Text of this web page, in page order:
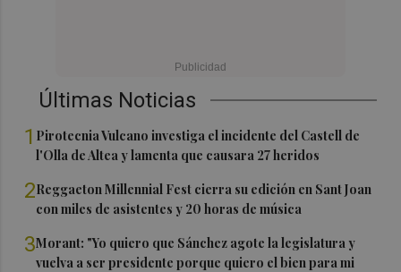
Últimas Noticias
1 Pirotecnia Vulcano investiga el incidente del Castell de
l'Olla de Altea y lamenta que causara 27 heridos
2Reggaeton Millennial Fest cierra su edición en Sant Joan
con miles de asistentes y 20 horas de música
3Morant: "Yo quiero que Sánchez agote la legislatura y
vuelva a ser presidente porque quiero el bien para mi